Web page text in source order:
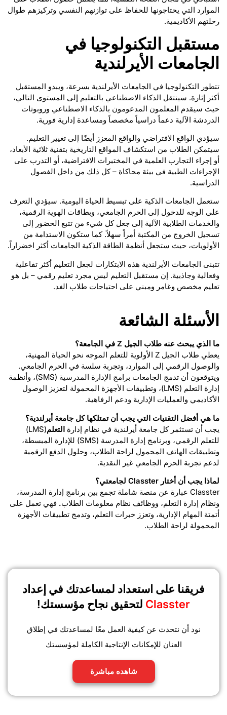
الموارد التي يحتاجونها للحفاظ على توازنهم النفسي وتركيزهم طوال
رحلتهم الأكاديمية.
مستقبل التكنولوجيا في
الجامعات الأيرلندية
تتطور التكنولوجيا في الجامعات الأيرلندية بسرعة، ويبدو المستقبل
أكثر إثارة. سينتقل الذكاء الاصطناعي بالتعليم إلى المستوى التالي،
حيث سيقدم المعلمون المدعومون بالذكاء الاصطناعي وروبوتات
الدردشة الآلية دعماً دراسياً مخصصاً ومساعدة إدارية فورية.
سيؤدي الواقع الافتراضي والواقع المعزز أيضًا إلى تغيير التعليم.
سيتمكن الطلاب من استكشاف المواقع التاريخية بتقنية ثلاثية الأبعاد،
أو إجراء التجارب العلمية في المختبرات الافتراضية، أو التدرب على
الإجراءات الطبية في بيئة محاكاة – كل ذلك من داخل الفصول
الدراسية.
ستعمل الجامعات الذكية على تبسيط الحياة اليومية. سيؤدي التعرف
على الوجه للدخول إلى الحرم الجامعي، وبطاقات الهوية الرقمية،
والخدمات الطلابية الآلية إلى جعل كل شيء من تتبع الحضور إلى
تسجيل الخروج من المكتبة أمراً سهلاً. كما ستكون الاستدامة من
الأولويات، حيث ستجعل أنظمة الطاقة الذكية الجامعات أكثر اخضراراً.
تتبنى الجامعات الأيرلندية هذه الابتكارات لجعل التعليم أكثر تفاعلية
وفعالية وجاذبية. إن مستقبل التعليم ليس مجرد تعليم رقمي – بل هو
تعليم مخصص وغامر ومبني على احتياجات طلاب الغد.
الأسئلة الشائعة
ما الذي يبحث عنه طلاب الجيل Z في الجامعة؟
يعطي طلاب الجيل Z الأولوية للتعلم الموجه نحو الحياة المهنية،
والوصول الرقمي إلى الموارد، وتجربة سلسة في الحرم الجامعي.
ويتوقعون أن تدمج الجامعات برامج الإدارة المدرسية (SMS)، وأنظمة
إدارة التعلم (LMS)، وتطبيقات الأجهزة المحمولة لتعزيز الوصول
الأكاديمي والعمليات الإدارية ودعم الرفاهية.
ما هي أفضل التقنيات التي يجب أن تمتلكها كل جامعة أيرلندية؟
يجب أن تستثمر كل جامعة أيرلندية في نظام إدارة التعلم
(LMS)
للتعلم الرقمي، وبرنامج إدارة المدرسة (SMS) للإدارة المبسطة،
وتطبيقات الهاتف المحمول لراحة الطلاب، وحلول الدفع الرقمية
لدعم تجربة الحرم الجامعي غير النقدية.
لماذا يجب أن أختار Classter لجامعتي؟
Classter عبارة عن منصة شاملة تجمع بين برنامج إدارة المدرسة،
ونظام إدارة التعلم، ووظائف نظام معلومات الطلاب. فهي تعمل على
أتمتة المهام الإدارية، وتعزز خبرات التعلم، وتدمج تطبيقات الأجهزة
المحمولة لراحة الطلاب.
فريقنا على استعداد لمساعدتك في إعداد
Classter لتحقيق نجاح مؤسستك!
نود أن نتحدث عن كيفية العمل معًا لمساعدتك في إطلاق
العنان للإمكانات الإنتاجية الكاملة لمؤسستك
شاهده مباشرة